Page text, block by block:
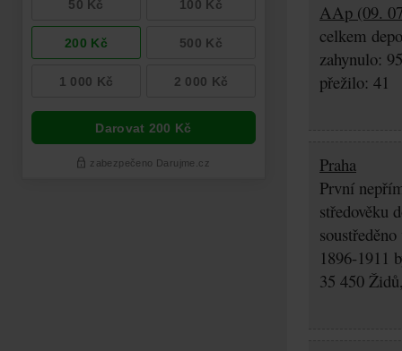
AAp (09.
celkem
zahynulo:
přežilo: 41
Praha
První
středověku
1896-1911
35 450